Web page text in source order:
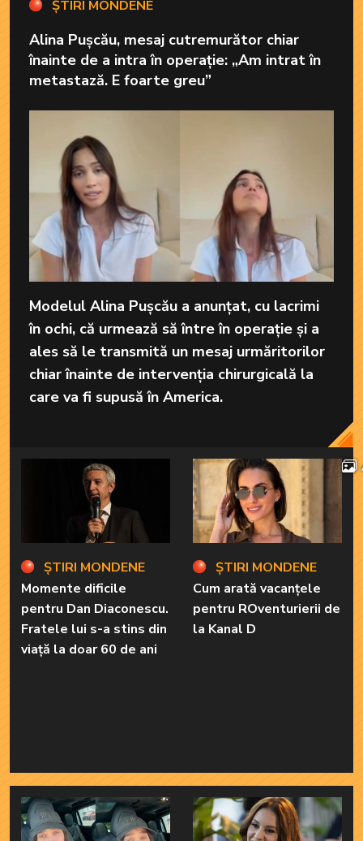
ȘTIRI MONDENE
Alina Pușcău, mesaj cutremurător chiar
înainte de a intra în operație: „Am intrat în
metastază. E foarte greu”
Modelul Alina Pușcău a anunțat, cu lacrimi
în ochi, că urmează să între în operație și a
ales să le transmită un mesaj urmăritorilor
chiar înainte de intervenția chirurgicală la
care va fi supusă în America.
ȘTIRI MONDENE
Momente dificile
pentru Dan Diaconescu.
Fratele lui s-a stins din
viață la doar 60 de ani
ȘTIRI MONDENE
Cum arată vacanțele
pentru ROventurierii de
la Kanal D